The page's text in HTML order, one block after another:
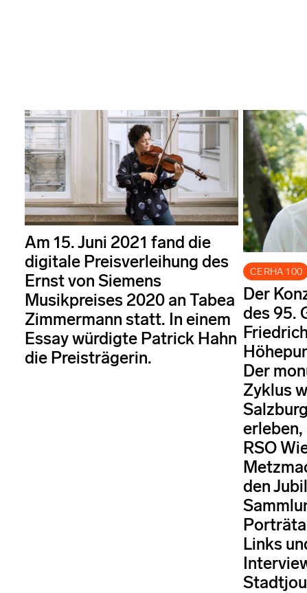
Am 15. Juni 2021 fand die
digitale Preisverleihung des
Ernst von Siemens
Musikpreises 2020 an Tabea
Zimmermann statt. In einem
Essay würdigte Patrick Hahn
die Preisträgerin.
CERHA 100
Der
des 95.
Der
Zyklus
RSO
den
Links